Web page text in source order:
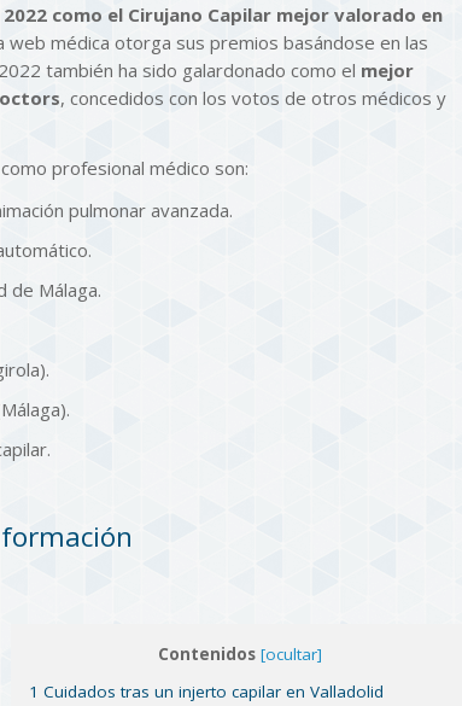
como el Cirujano Capilar mejor valorado en
web médica otorga sus premios basándose en las
también ha sido galardonado como el mejor
, concedidos con los votos de otros médicos y
profesional médico son:
pulmonar avanzada.
de Málaga.
Contenidos [ocultar]
1 Cuidados tras un injerto capilar en Valladolid